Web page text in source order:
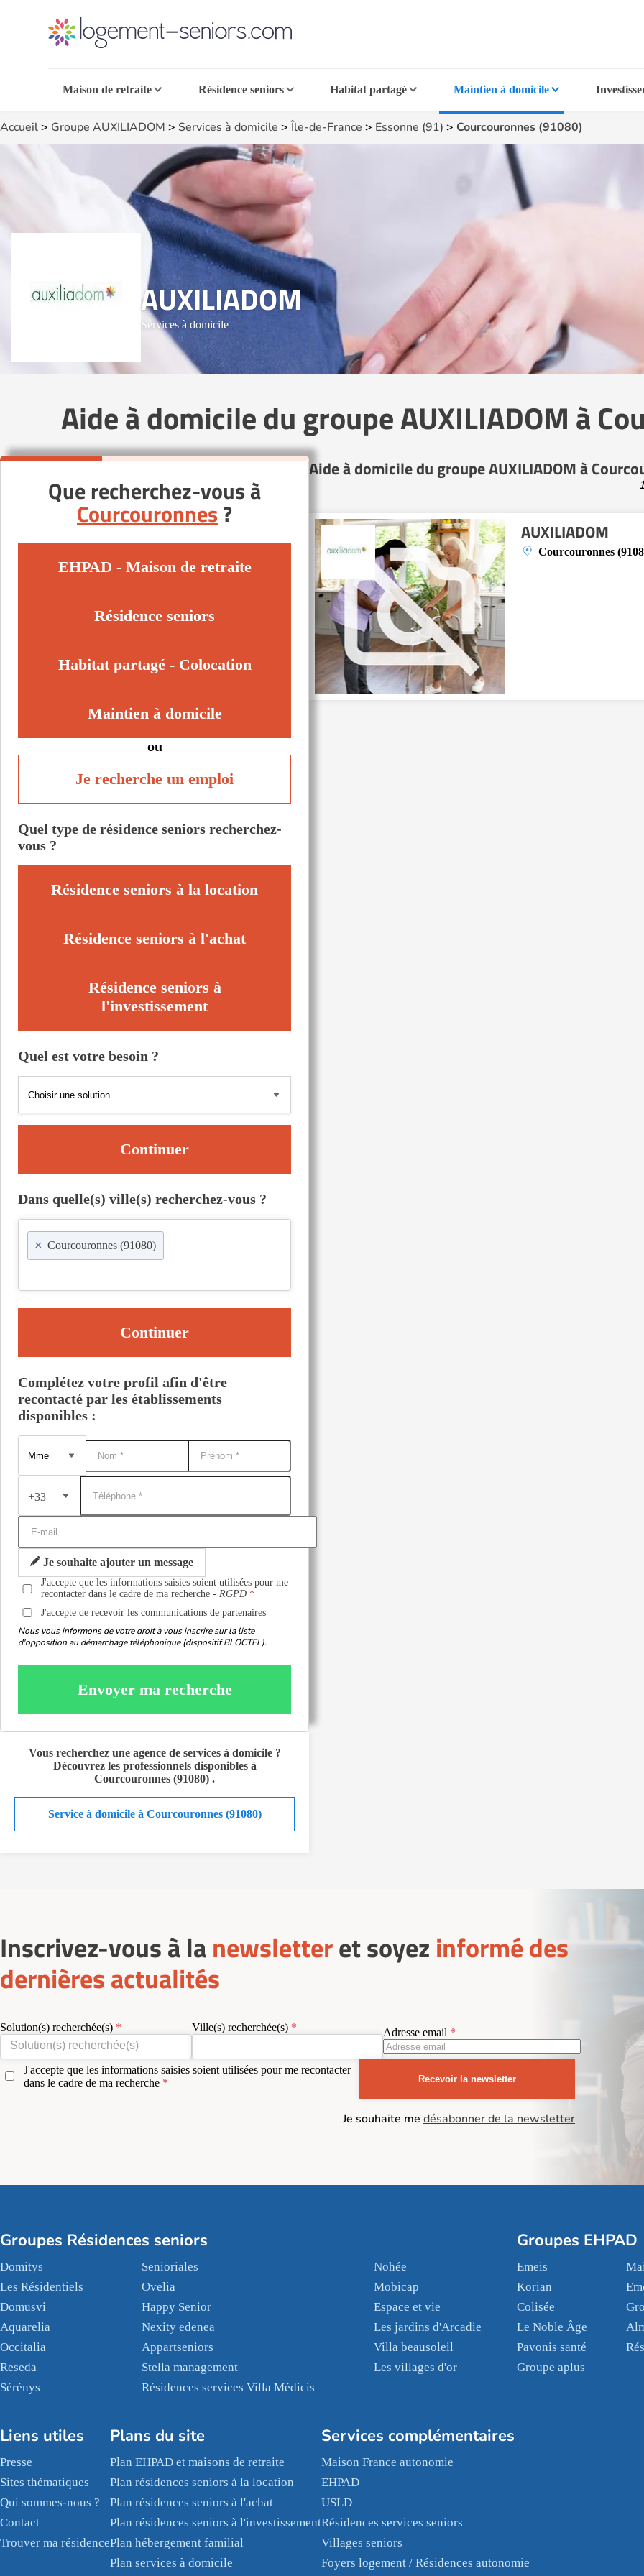
Maison de retraite Résidence seniors Habitat partagé Maintien à domicile
Accueil> Groupe AUXILIADOM > Services à domicile > Île-de-France > Essonne (91) > Courcouronnes (91080)
AUXILIADOM
Services à domicile
Aide à domicile du groupe AUXILIADOM à
Aide à domicile du groupe AUXILIADOM à
AUXILIADOM
Courcouronnes
Que recherchez-vous à
Courcouronnes?
EHPAD - Maison de retraite
Résidence seniors
Habitat partagé - Colocation
Maintien à domicile
ou
Je recherche un emploi
Quel type de résidence seniors recherchez-
vous ?
Résidence seniors à la location
Résidence seniors à l'achat
Résidence seniors à
l'investissement
Quel est votre besoin ?
Continuer
Dans quelle(s) ville(s) recherchez-vous ?
× Courcouronnes (91080)
Continuer
Complétez votre profil afin d'être
recontacté par les établissements
disponibles :
+33
Je souhaite ajouter un message
J'accepte que les informations saisies soient utilisées pour me
recontacter dans le cadre de ma recherche -RGPD
J'accepte de recevoir les communications de partenaires
Nous vous informons de votre droit à vous inscrire sur la liste
d'opposition au démarchage téléphonique (dispositif BLOCTEL).
Envoyer ma recherche
Vous recherchez une agence de services à domicile?
Découvrez les professionnels disponibles à
Courcouronnes (91080) .
Service à domicile à Courcouronnes (91080)
Inscrivez-vous à lanewsletteret soyez informé des
dernières actualités
Solution(s) recherchée(s) Ville(s) recherchée(s) Adresse email
J'accepte que les informations saisies soient utilisées pour me recontacter
dans le cadre de ma recherche
Recevoir la newsletter
Je souhaite me désabonner de la newsletter
Groupes Résidences seniors
Domitys Senioriales
Nohée
Les Résidentiels
Ovelia
Mobicap
Domusvi
Happy Senior
Espace et vie
Aquarelia
Nexity edenea
Les jardins d'Arcadie
Occitalia
Appartseniors
Villa beausoleil
Reseda
Stella management
Les villages d'or
Sérénys
Résidences services Villa Médicis
Groupes EHPAD
Emeis
Korian
Colisée
Le Noble Âge
Pavonis santé
Groupe aplus
Liens utiles
Presse
Sites thématiques
Qui sommes-nous ?
Contact
Trouver ma résidence
Plans du site
Plan EHPAD et maisons de retraite
Plan résidences seniors à la location
Plan résidences seniors à l'achat
Plan résidences seniors à l'investissement
Plan hébergement familial
Plan services à domicile
Services complémentaires
Maison France autonomie
EHPAD
USLD
Résidences services seniors
Villages seniors
Foyers logement / Résidences autonomie